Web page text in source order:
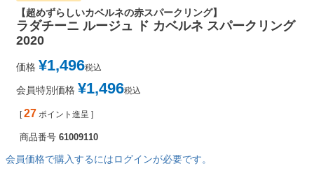
【超めずらしいカベルネの赤スパークリング】
ラダチーニ ルージュ ド カベルネ スパークリング
2020
価格 ¥1,496税込
会員特別価格 ¥1,496税込
[ 27 ポイント進呈 ]
商品番号 61009110
会員価格で購入するにはログインが必要です。